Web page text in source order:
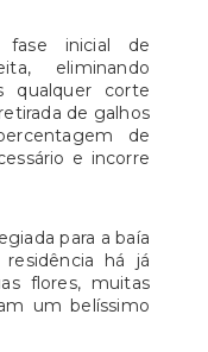
inicial de
eliminando
qualquer corte
de galhos
de
e incorre
para a baía
há já
flores, muitas
um belíssimo